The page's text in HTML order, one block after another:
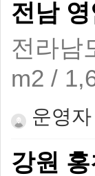
전남
전라남
m2 /
운영자
강원 홍